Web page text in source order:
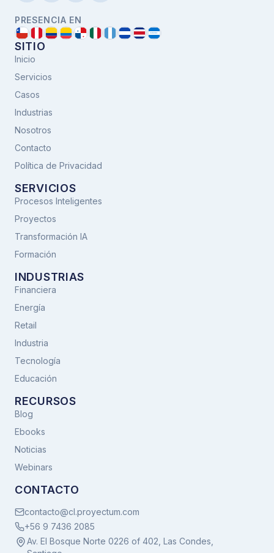
PRESENCIA EN
SITIO
Inicio
Servicios
Casos
Industrias
Nosotros
Contacto
Política de Privacidad
SERVICIOS
Procesos Inteligentes
Proyectos
Transformación IA
Formación
INDUSTRIAS
Financiera
Energía
Retail
Industria
Tecnología
Educación
RECURSOS
Blog
Ebooks
Noticias
Webinars
CONTACTO
contacto@cl.proyectum.com
+56 9 7436 2085
Av. El Bosque Norte 0226 of 402, Las Condes,